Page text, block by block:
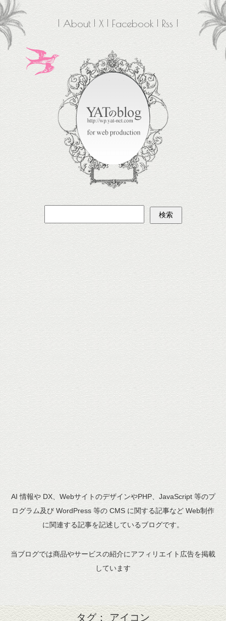
About X Facebook Rss
AI 情報や DX、WebサイトのデザインやPHP、JavaScript 等のプ
ログラム及び WordPress 等の CMS に関する記事など Web制作
に関連する記事を記述しているブログです。
当ブログでは商品やサービスの紹介にアフィリエイト広告を掲載
しています
タグ： アイコン